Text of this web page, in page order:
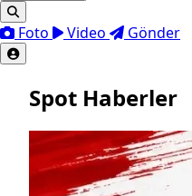
Foto Video Gönder
Spot Haberler